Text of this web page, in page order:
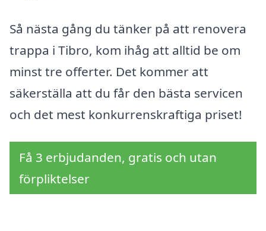
Så nästa gång du tänker på att renovera
trappa i Tibro, kom ihåg att alltid be om
minst tre offerter. Det kommer att
säkerställa att du får den bästa servicen
och det mest konkurrenskraftiga priset!
Få 3 erbjudanden, gratis och utan
förpliktelser